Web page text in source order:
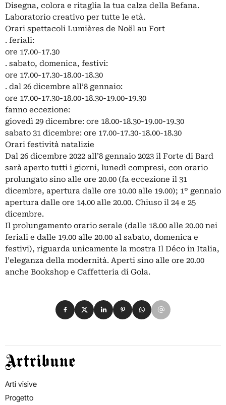
Disegna, colora e ritaglia la tua calza della Befana.
Laboratorio creativo per tutte le età.
Orari spettacoli Lumières de Noël au Fort
. feriali:
ore 17.00-17.30
. sabato, domenica, festivi:
ore 17.00-17.30-18.00-18.30
. dal 26 dicembre all’8 gennaio:
ore 17.00-17.30-18.00-18.30-19.00-19.30
fanno eccezione:
giovedì 29 dicembre: ore 18.00-18.30-19.00-19.30
sabato 31 dicembre: ore 17.00-17.30-18.00-18.30
Orari festività natalizie
Dal 26 dicembre 2022 all’8 gennaio 2023 il Forte di Bard
sarà aperto tutti i giorni, lunedì compresi, con orario
prolungato sino alle ore 20.00 (fa eccezione il 31
dicembre, apertura dalle ore 10.00 alle 19.00); 1° gennaio
apertura dalle ore 14.00 alle 20.00. Chiuso il 24 e 25
dicembre.
Il prolungamento orario serale (dalle 18.00 alle 20.00 nei
feriali e dalle 19.00 alle 20.00 al sabato, domenica e
festivi), riguarda unicamente la mostra Il Déco in Italia,
l’eleganza della modernità. Aperti sino alle ore 20.00
anche Bookshop e Caffetteria di Gola.
Condividi su Facebook
Condividi su X
Condividi su LinkedIn
Condividi su Pinterest
Condividi su WhatsApp
Condividi su Email
Artribune
Arti visive
Progetto